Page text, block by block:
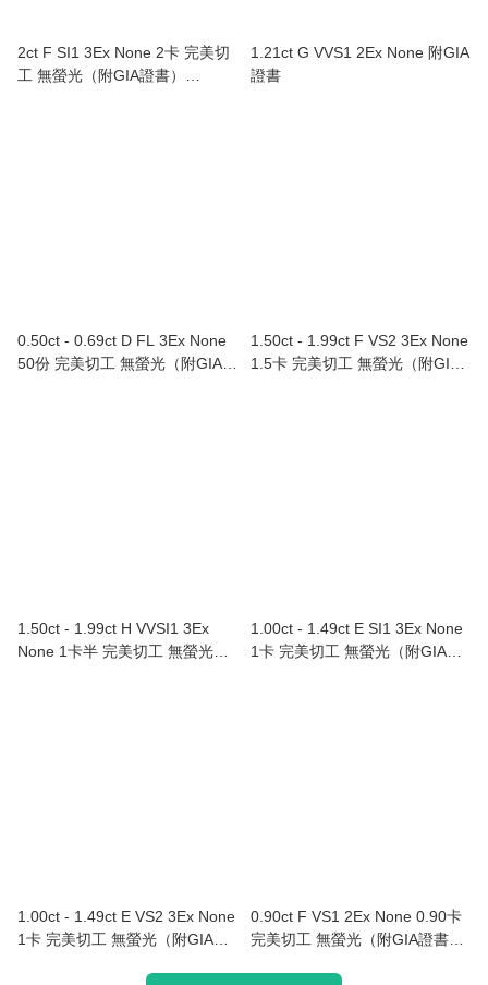
2ct F SI1 3Ex None 2卡 完美切
工 無螢光（附GIA證書）
1.21ct G VVS1 2Ex None 附GIA
證書
0.50ct - 0.69ct D FL 3Ex None
50份 完美切工 無螢光（附GIA證
1.50ct - 1.99ct F VS2 3Ex None
1.5卡 完美切工 無螢光（附GIA
1.50ct - 1.99ct H VVSI1 3Ex
None 1卡半 完美切工 無螢光
1.00ct - 1.49ct E SI1 3Ex None
1卡 完美切工 無螢光（附GIA證
1.00ct - 1.49ct E VS2 3Ex None
1卡 完美切工 無螢光（附GIA證
0.90ct F VS1 2Ex None 0.90卡
完美切工 無螢光（附GIA證書）